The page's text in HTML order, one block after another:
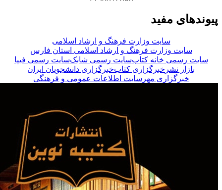
پیوندهای مفید
سایت وزارت فرهنگ و ارشاد اسلامی
سایت وزارت فرهنگ و ارشاد اسلامی استان فارس
سایت رسمی خانه کتابسایت رسمی شابکسایت رسمی فیپا
بازار نشر خبرگزاری کتابخبرگزاری دانشجویان ایران
خبرگزاری مهر سایت اطلاعات عمومی و فرهنگی